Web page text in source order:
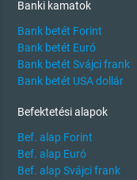
Banki kamatok
Bank betét Forint
Bank betét Euró
Bank betét Svájci frank
Bank betét USA dollár
Befektetési alapok
Bef. alap Forint
Bef. alap Euró
Bef. alap Svájci frank